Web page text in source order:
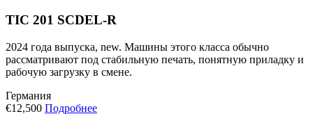
TIC 201 SCDEL-R
2024 года выпуска, new. Машины этого класса обычно
рассматривают под стабильную печать, понятную приладку и
рабочую загрузку в смене.
Германия
€12,500 Подробнее